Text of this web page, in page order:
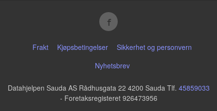
Frakt Kjøpsbetingelser
Sikkerhet og personvern
Nyhetsbrev
Datahjelpen Sauda AS Rådhusgata 22 4200 Sauda Tlf. 45859033
- Foretaksregisteret 926473956